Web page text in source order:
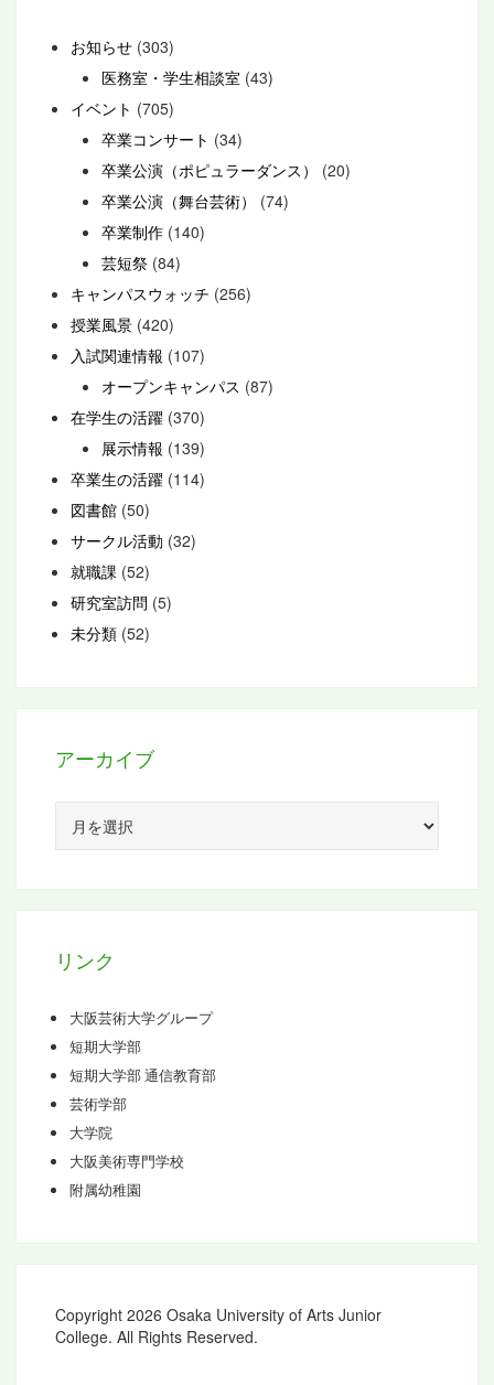
お知らせ (303)
医務室・学生相談室 (43)
イベント (705)
卒業コンサート (34)
卒業公演（ポピュラーダンス）
(20)
卒業公演（舞台芸術）
(74)
卒業制作 (140)
芸短祭 (84)
キャンパスウォッチ (256)
授業風景 (420)
入試関連情報 (107)
オープンキャンパス (87)
在学生の活躍 (370)
展示情報 (139)
卒業生の活躍 (114)
図書館 (50)
サークル活動 (32)
就職課 (52)
研究室訪問 (5)
未分類 (52)
アーカイブ
カ
リンク
大阪芸術大学グループ
短期大学部
短期大学部 通信教育部
芸術学部
大学院
大阪美術専門学校
附属幼稚園
Copyright 2026 Osaka University of Arts Junior
College. All Rights Reserved.